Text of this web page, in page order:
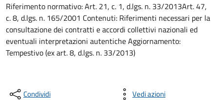
Riferimento normativo: Art. 21, c. 1, d.lgs. n. 33/2013Art. 47,
c. 8, d.lgs. n. 165/2001 Contenuti: Riferimenti necessari per la
consultazione dei contratti e accordi collettivi nazionali ed
eventuali interpretazioni autentiche Aggiornamento:
Tempestivo (ex art. 8, d.lgs. n. 33/2013)
Condividi Vedi azioni